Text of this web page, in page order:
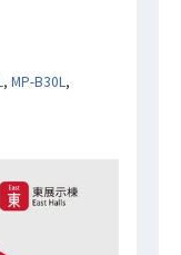
, MP-B30L ,